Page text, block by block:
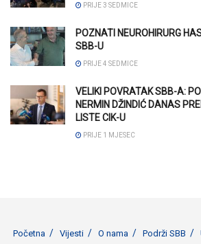
PRIJE 3 SEDMICE
POZNATI NEUROHIRURG
SBB-U
PRIJE 4 SEDMICE
VELIKI POVRATAK SBB-A:
NERMIN DŽINDIĆ DANAS
LISTE CIK-U
PRIJE 1 MJESEC
Početna Vijesti O nama Podrži SBB